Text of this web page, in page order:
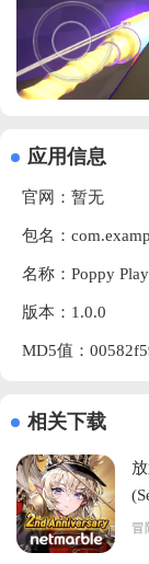
应用信息
官网：暂无
包名：
名称：Poppy
版本：1.0.0
MD5值：
相关下载
冒